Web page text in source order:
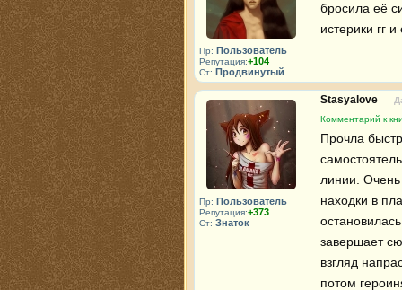
Пр: Пользователь
Репутация:+104
Ст: Продвинутый
бросила её
истерики гг
Пр: Пользователь
Репутация:+373
Ст: Знаток
Stasyalove
Комментарий к
Прочла
линии. Очень
находки в
завершает
взгляд
потом